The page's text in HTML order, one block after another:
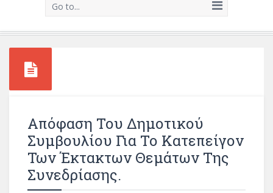
Go to...
Απόφαση Του Δημοτικού
Συμβουλίου Για Το Κατεπείγον
Των Έκτακτων Θεμάτων Της
Συνεδρίασης.